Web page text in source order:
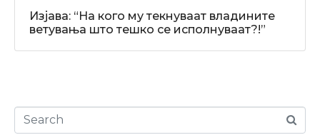
Изјава: “На кого му текнуваат владините
ветувања што тешко се исполнуваат?!”